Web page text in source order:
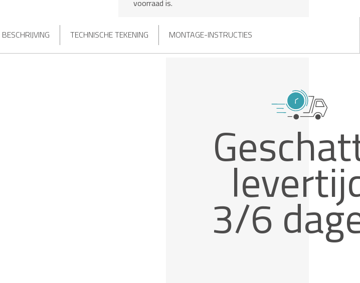
voorraad is.
BESCHRIJVING TECHNISCHE TEKENING MONTAGE-INSTRUCTIES
3/6